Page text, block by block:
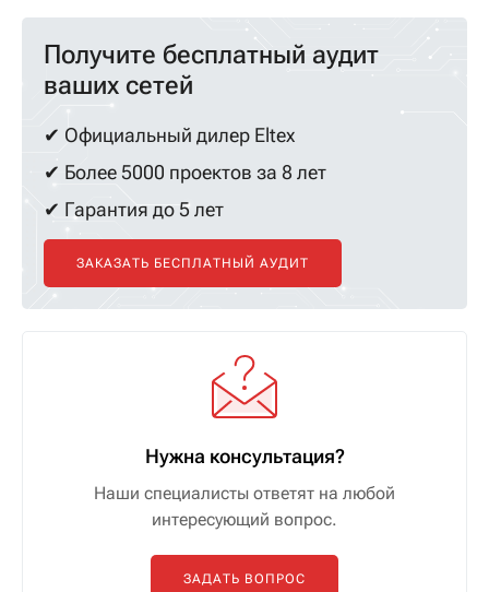
Получите бесплатный аудит
ваших сетей
✔ Официальный дилер Eltex
✔ Более 5000 проектов за 8 лет
✔ Гарантия до 5 лет
ЗАКАЗАТЬ БЕСПЛАТНЫЙ АУДИТ
Нужна консультация?
Наши специалисты ответят на любой
интересующий вопрос.
ЗАДАТЬ ВОПРОС